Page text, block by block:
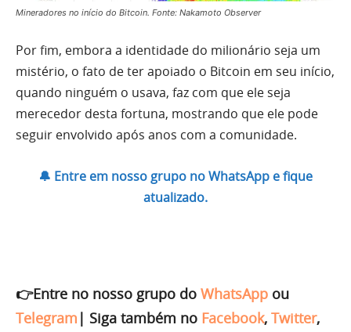
Mineradores no início do Bitcoin. Fonte: Nakamoto Observer
Por fim, embora a identidade do milionário seja um
mistério, o fato de ter apoiado o Bitcoin em seu início,
quando ninguém o usava, faz com que ele seja
merecedor desta fortuna, mostrando que ele pode
seguir envolvido após anos com a comunidade.
🔔 Entre em nosso grupo no WhatsApp e fique
atualizado.
👉Entre no nosso grupo do WhatsApp ou
Telegram | Siga também no Facebook, Twitter,